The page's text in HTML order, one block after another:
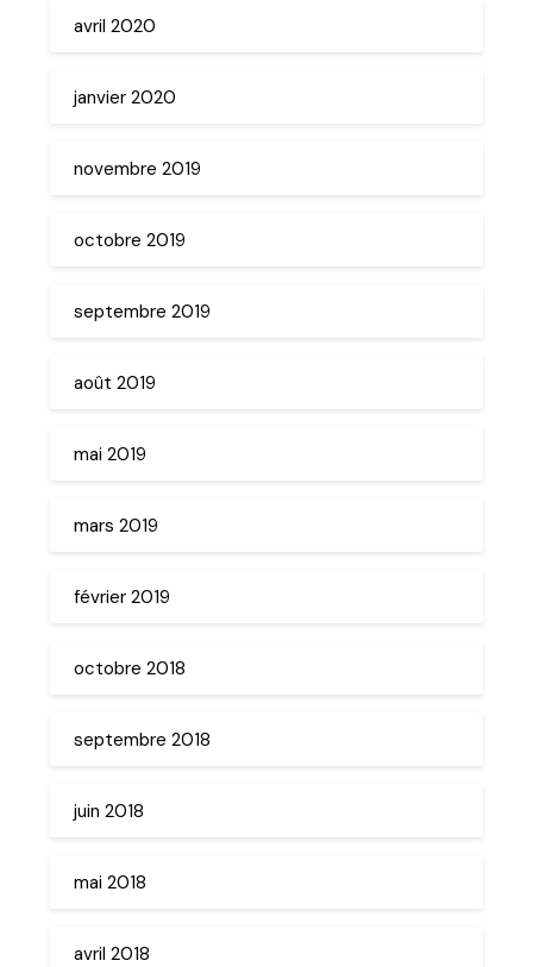
avril 2020
janvier 2020
novembre 2019
octobre 2019
septembre 2019
août 2019
mai 2019
mars 2019
février 2019
octobre 2018
septembre 2018
juin 2018
mai 2018
avril 2018